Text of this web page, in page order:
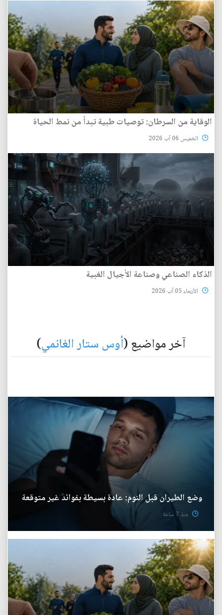
الوقاية من السرطان: توصيات طبية تبدأ من نمط الحياة
الخميس 06 آب 2026
الذكاء الصناعي وصناعة الأجيال الغبية
الأربعاء 05 آب 2026
آخر مواضيع (أوس ستار الغانمي)
وضع الطيران قبل النوم: عادة بسيطة بفوائد غير متوقعة
منذ 7 ساعة